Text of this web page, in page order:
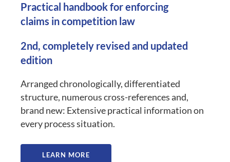
Practical handbook for enforcing
claims in competition law
2nd, completely revised and updated
edition
Arranged chronologically, differentiated
structure, numerous cross-references and,
brand new: Extensive practical information on
every process situation.
LEARN MORE